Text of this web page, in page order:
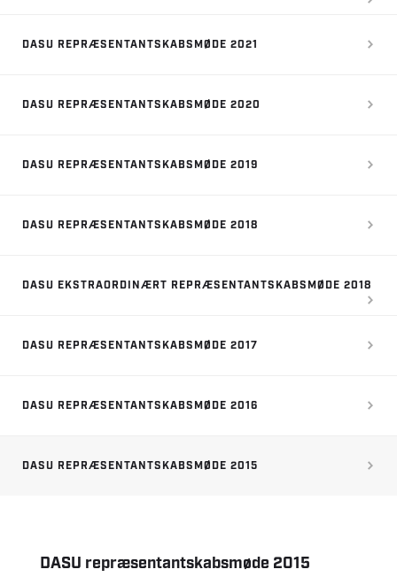
DASU REPRÆSENTANTSKABSMØDE 2021
DASU REPRÆSENTANTSKABSMØDE 2020
DASU REPRÆSENTANTSKABSMØDE 2019
DASU REPRÆSENTANTSKABSMØDE 2018
DASU EKSTRAORDINÆRT REPRÆSENTANTSKABSMØDE 2018
DASU REPRÆSENTANTSKABSMØDE 2017
DASU REPRÆSENTANTSKABSMØDE 2016
DASU REPRÆSENTANTSKABSMØDE 2015
DASU repræsentantskabsmøde 2015